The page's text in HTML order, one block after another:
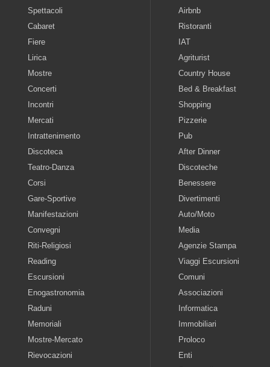
Spettacoli
Cabaret
Fiere
Lirica
Mostre
Concerti
Incontri
Mercati
Intrattenimento
Discoteca
Teatro-Danza
Corsi
Gare-Sportive
Manifestazioni
Convegni
Riti-Religiosi
Reading
Escursioni
Enogastronomia
Raduni
Memoriali
Mostre-Mercato
Rievocazioni
Airbnb
Ristoranti
IAT
Agriturist
Country House
Bed & Breakfast
Shopping
Pizzerie
Pub
After Dinner
Discoteche
Benessere
Divertimenti
Auto/Moto
Media
Agenzie Stampa
Viaggi Escursioni
Comuni
Associazioni
Informatica
Immobiliari
Proloco
Enti